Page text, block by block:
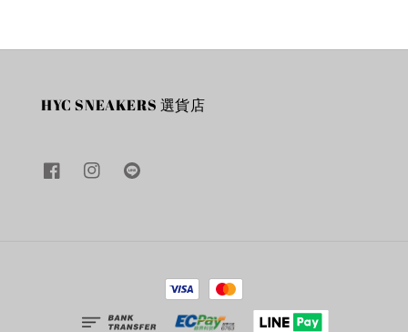
HYC SNEAKERS 選貨店